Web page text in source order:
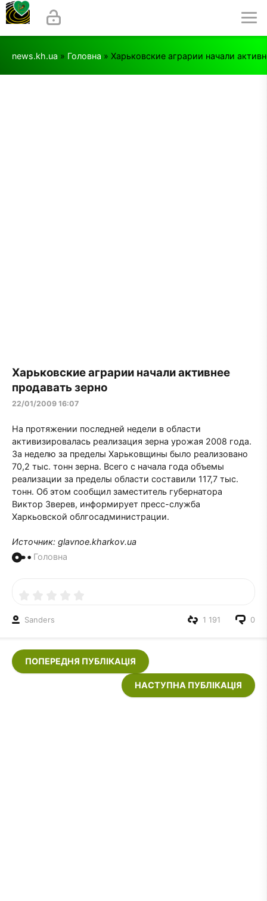
news.kh.ua » Головна » Харьковские аграрии начали
Харьковские аграрии начали активнее
продавать зерно
22/01/2009 16:07
На протяжении последней недели в области
активизировалась реализация зерна урожая 2008 года.
За неделю за пределы Харьковщины было реализовано
70,2 тыс. тонн зерна. Всего с начала года объемы
реализации за пределы области составили 117,7 тыс.
тонн. Об этом сообщил заместитель губернатора
Виктор Зверев, информирует пресс-служба
Харкьовской облгосадминистрации.
Источник: glavnoe.kharkov.ua
Головна
Sanders 0
1 191
ПОПЕРЕДНЯ ПУБЛІКАЦІЯ
НАСТУПНА ПУБЛІКАЦІЯ